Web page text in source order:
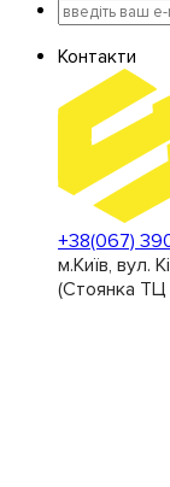
Контакти
+38(067)
м.Київ, вул.
(Стоянка ТЦ